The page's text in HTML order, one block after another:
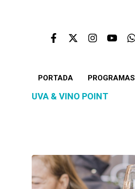
PORTADA PROGRAMAS
UVA & VINO POINT